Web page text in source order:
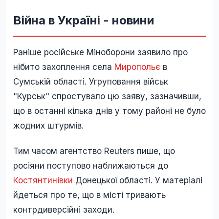
Війна в Україні - новини
Раніше російське Міноборони заявило про
нібито захоплення села Миропольє в
Сумській області. Угруповання військ
"Курськ" спростувало цю заяву, зазначивши,
що в останні кілька днів у тому районі не було
жодних штурмів.
Тим часом агентство Reuters пише, що
росіяни поступово наближаються до
Костянтинівки Донецької області. У матеріалі
йдеться про те, що в місті тривають
контрдиверсійні заходи.